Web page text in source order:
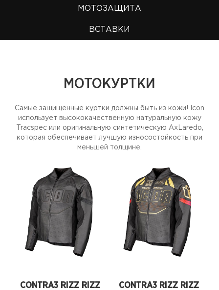
МОТОЗАЩИТА
ВСТАВКИ
МОТОКУРТКИ
Самые защищенные куртки должны быть из кожи! Icon
использует высококачественную натуральную кожу
Tracspec или оригинальную синтетическую AxLaredo,
которая обеспечивает лучшую износостойкость при
меньшей толщине.
CONTRA3 RIZZ RIZZ
CONTRA3 RIZZ RIZZ